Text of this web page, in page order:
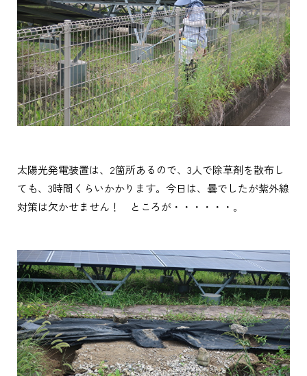
太陽光発電装置は、2箇所あるので、3人で除草剤を散布し
ても、3時間くらいかかります。今日は、曇でしたが紫外線
対策は欠かせません！ ところが・・・・・・。